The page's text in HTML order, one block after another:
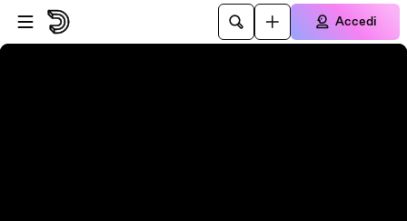
Vai al lettore
Passa al contenuto principale
Accedi